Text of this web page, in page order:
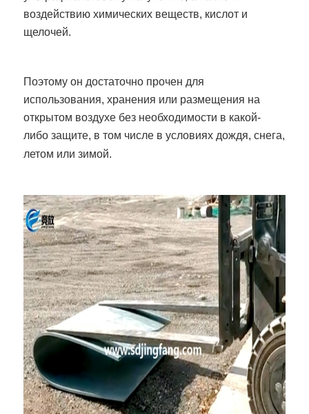
воздействию химических веществ, кислот и
щелочей.
Поэтому он достаточно прочен для
использования, хранения или размещения на
открытом воздухе без необходимости в какой-
либо защите, в том числе в условиях дождя, снега,
летом или зимой.